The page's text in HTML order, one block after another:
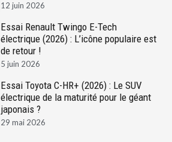
12 juin 2026
Essai Renault Twingo E-Tech
électrique (2026) : L’icône populaire est
de retour !
5 juin 2026
Essai Toyota C-HR+ (2026) : Le SUV
électrique de la maturité pour le géant
japonais ?
29 mai 2026